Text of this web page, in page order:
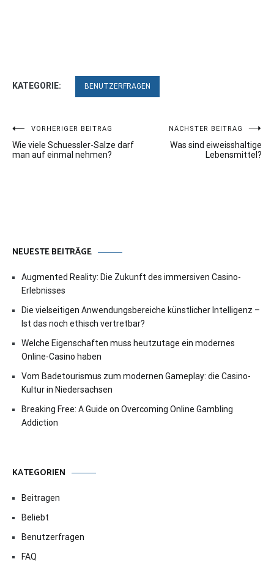
KATEGORIE: BENUTZERFRAGEN
Beitragsnavigation
VORHERIGER BEITRAG
Wie viele Schuessler-Salze darf
man auf einmal nehmen?
NÄCHSTER BEITRAG
Was sind eiweisshaltige
Lebensmittel?
NEUESTE BEITRÄGE
Augmented Reality: Die Zukunft des immersiven Casino-
Erlebnisses
Die vielseitigen Anwendungsbereiche künstlicher Intelligenz –
Ist das noch ethisch vertretbar?
Welche Eigenschaften muss heutzutage ein modernes
Online-Casino haben
Vom Badetourismus zum modernen Gameplay: die Casino-
Kultur in Niedersachsen
Breaking Free: A Guide on Overcoming Online Gambling
Addiction
KATEGORIEN
Beitragen
Beliebt
Benutzerfragen
FAQ